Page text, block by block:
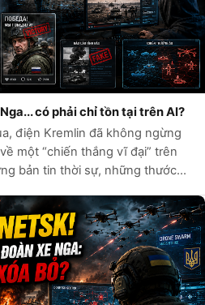
có phải chỉ tồn tại trên AI?
điện Kremlin đã không ngừng
một “chiến thắng vĩ đại” trên
bản tin thời sự, những thước